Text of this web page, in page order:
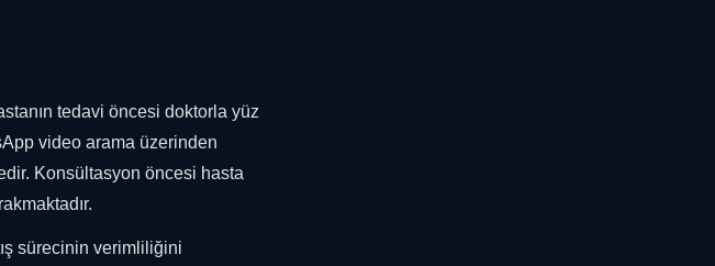
tedavi öncesi doktorla yüz
video arama üzerinden
Konsültasyon öncesi hasta
sürecinin verimliliğini